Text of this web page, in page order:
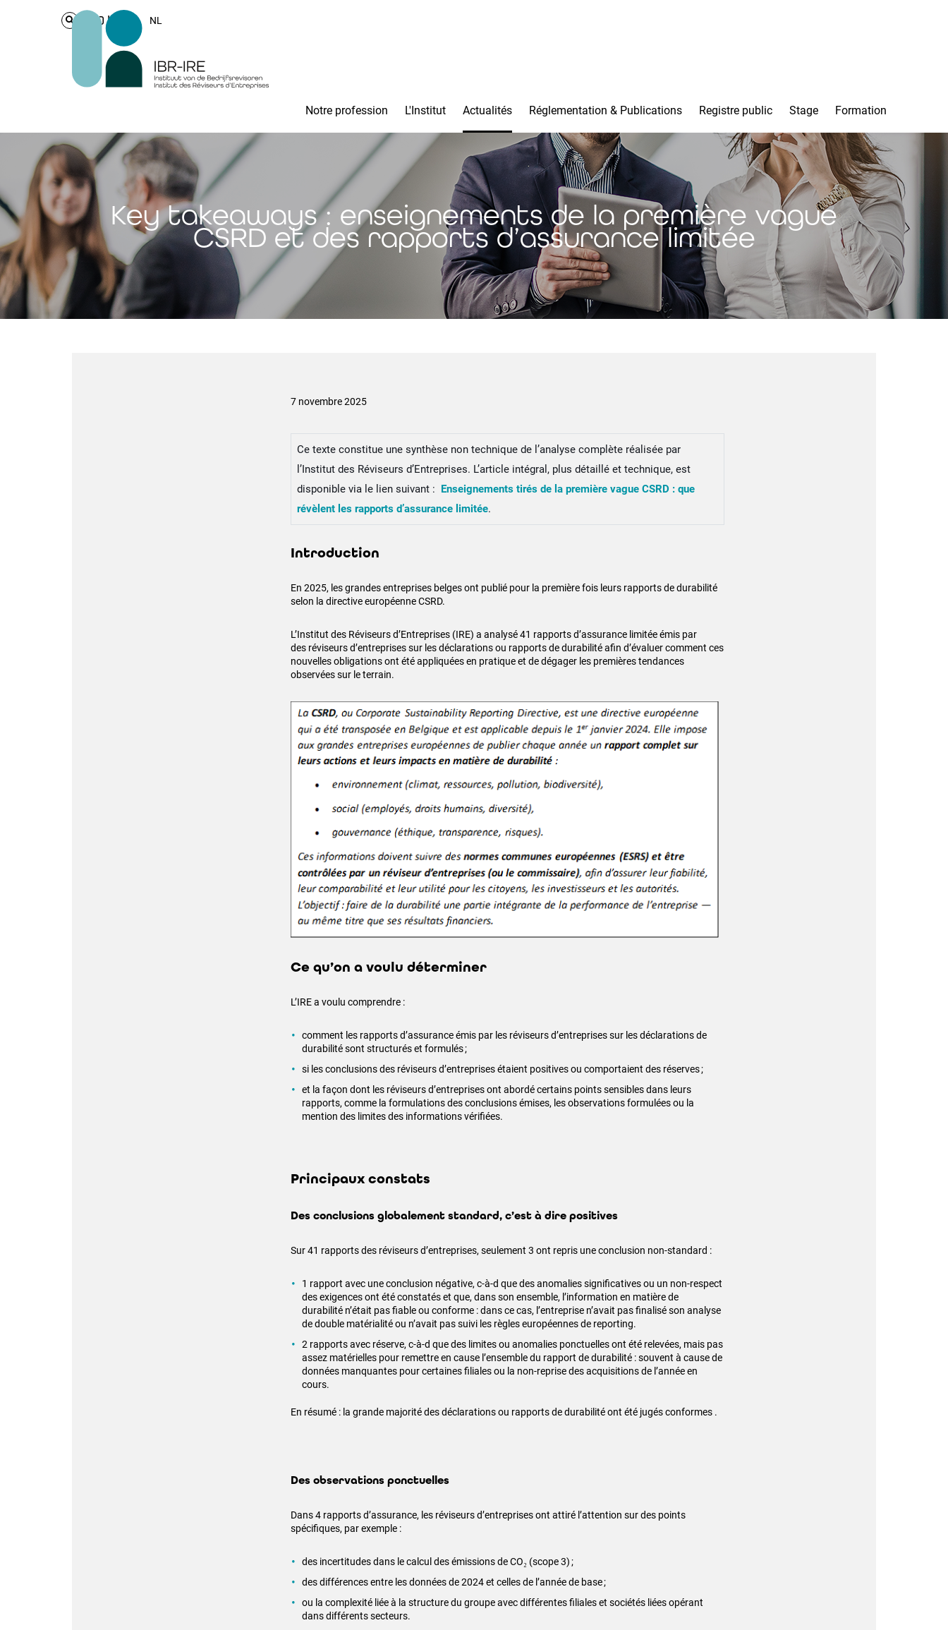
Login NL
Notre profession L'Institut Actualités Réglementation & Publications Registre public Stage Formation
Key takeaways : enseignements de la première vague
CSRD et des rapports d’assurance limitée
7 novembre 2025
Ce texte constitue une synthèse non technique de l’analyse complète réalisée par
l’Institut des Réviseurs d’Entreprises. L’article intégral, plus détaillé et technique, est
disponible via le lien suivant : Enseignements tirés de la première vague CSRD : que
révèlent les rapports d’assurance limitée.
Introduction
En 2025, les grandes entreprises belges ont publié pour la première fois leurs rapports de durabilité
selon la directive européenne CSRD.
L’Institut des Réviseurs d’Entreprises (IRE) a analysé 41 rapports d’assurance limitée émis par
des réviseurs d’entreprises sur les déclarations ou rapports de durabilité afin d’évaluer comment ces
nouvelles obligations ont été appliquées en pratique et de dégager les premières tendances
observées sur le terrain.
Ce qu’on a voulu déterminer
L’IRE a voulu comprendre :
comment les rapports d’assurance émis par les réviseurs d’entreprises sur les déclarations de
durabilité sont structurés et formulés ;
si les conclusions des réviseurs d’entreprises étaient positives ou comportaient des réserves ;
et la façon dont les réviseurs d’entreprises ont abordé certains points sensibles dans leurs
rapports, comme la formulations des conclusions émises, les observations formulées ou la
mention des limites des informations vérifiées.
Principaux constats
Des conclusions globalement standard, c’est à dire positives
Sur 41 rapports des réviseurs d’entreprises, seulement 3 ont repris une conclusion non-standard :
1 rapport avec une conclusion négative, c-à-d que des anomalies significatives ou un non-respect
des exigences ont été constatés et que, dans son ensemble, l’information en matière de
durabilité n’était pas fiable ou conforme : dans ce cas, l’entreprise n’avait pas finalisé son analyse
de double matérialité ou n’avait pas suivi les règles européennes de reporting.
2 rapports avec réserve, c-à-d que des limites ou anomalies ponctuelles ont été relevées, mais pas
assez matérielles pour remettre en cause l’ensemble du rapport de durabilité : souvent à cause de
données manquantes pour certaines filiales ou la non-reprise des acquisitions de l’année en
cours.
En résumé : la grande majorité des déclarations ou rapports de durabilité ont été jugés conformes .
Des observations ponctuelles
Dans 4 rapports d’assurance, les réviseurs d’entreprises ont attiré l’attention sur des points
spécifiques, par exemple :
des incertitudes dans le calcul des émissions de CO₂ (scope 3) ;
des différences entre les données de 2024 et celles de l’année de base ;
ou la complexité liée à la structure du groupe avec différentes filiales et sociétés liées opérant
dans différents secteurs.